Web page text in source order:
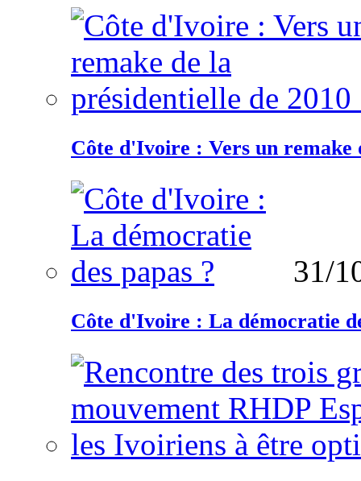
Côte d'Ivoire : Vers un remake
31/
Côte d'Ivoire : La démocratie